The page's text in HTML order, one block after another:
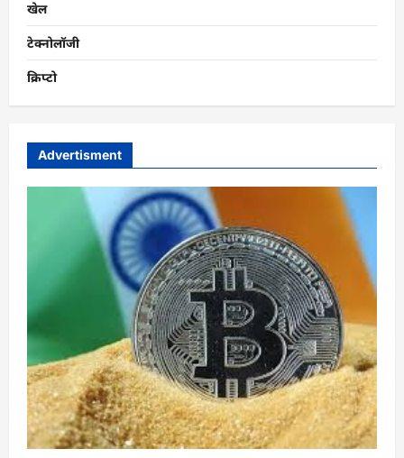
खेल
टेक्नोलॉजी
क्रिप्टो
Advertisment